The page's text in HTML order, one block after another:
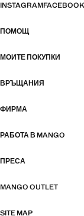
INSTAGRAMFACEBOOK
ПОМОЩ
МОИТЕ ПОКУПКИ
ВРЪЩАНИЯ
ФИРМА
РАБОТА В MANGO
ПРЕСА
MANGO OUTLET
SITE MAP